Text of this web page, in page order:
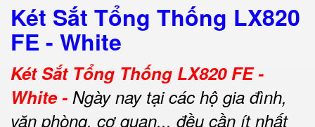
Két Sắt Tổng Thống LX820
FE - White
Két Sắt Tổng Thống LX820 FE -
White - Ngày nay tại các hộ gia đình,
văn phòng, cơ quan... đều cần ít nhất